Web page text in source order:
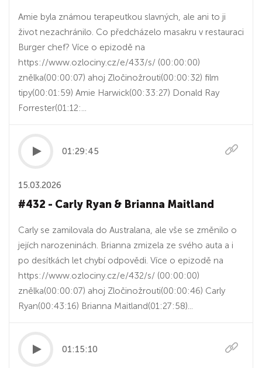
Amie byla známou terapeutkou slavných, ale ani to ji
život nezachránilo. Co předcházelo masakru v restauraci
Burger chef? Více o epizodě na
https://www.ozlociny.cz/e/433/s/ (00:00:00)
znělka(00:00:07) ahoj Zločinožrouti(00:00:32) film
tipy(00:01:59) Amie Harwick(00:33:27) Donald Ray
Forrester(01:12:...
01:29:45
15.03.2026
#432 - Carly Ryan & Brianna Maitland
Carly se zamilovala do Australana, ale vše se změnilo o
jejích narozeninách. Brianna zmizela ze svého auta a i
po desítkách let chybí odpovědi. Více o epizodě na
https://www.ozlociny.cz/e/432/s/ (00:00:00)
znělka(00:00:07) ahoj Zločinožrouti(00:00:46) Carly
Ryan(00:43:16) Brianna Maitland(01:27:58)...
01:15:10